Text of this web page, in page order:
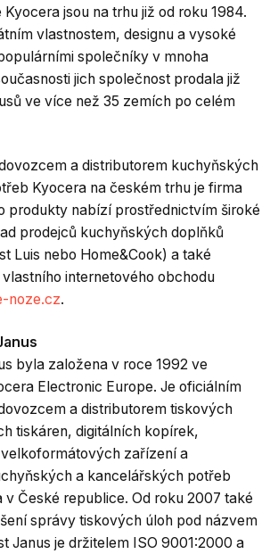
jsou na trhu již od roku 1984.
vlastnostem, designu a vysoké
společníky v mnoha
jich společnost prodala již
ve více než 35 zemích po celém
a distributorem kuchyňských
Kyocera na českém trhu je firma
produkty nabízí prostřednictvím široké
prodejců kuchyňských doplňků
Luis nebo Home&Cook) a také
internetového obchodu
noze.cz.
byla založena v roce 1992 ve
Electronic Europe. Je oficiálním
a distributorem tiskových
tiskáren, digitálních kopírek,
zařízení a
a kancelářských potřeb
v České republice. Od roku 2007 také
správy tiskových úloh pod názvem
Janus je držitelem ISO 9001:2000 a